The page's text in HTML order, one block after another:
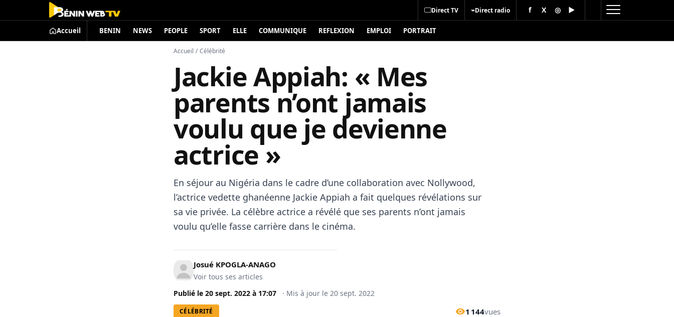
Direct TV ⌁Direct radio f X ◎ ▶
Accueil BENIN NEWS PEOPLE SPORT ELLE COMMUNIQUE REFLEXION EMPLOI PORTRAIT
Accueil / Célébrité
Jackie Appiah: « Mes
parents n’ont jamais
voulu que je devienne
actrice »
En séjour au Nigéria dans le cadre d’une collaboration avec Nollywood,
l’actrice vedette ghanéenne Jackie Appiah a fait quelques révélations sur
sa vie privée. La célèbre actrice a révélé que ses parents n’ont jamais
voulu qu’elle fasse carrière dans le cinéma.
Josué KPOGLA-ANAGO
Voir tous ses articles
Publié le 20 sept. 2022 à 17:07 · Mis à jour le 20 sept. 2022
CÉLÉBRITÉ 1 144vues